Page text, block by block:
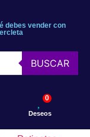
debes vender con
BUSCAR
Deseos
0